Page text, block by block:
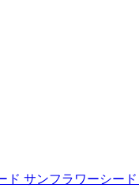
ド サンフラワーシー